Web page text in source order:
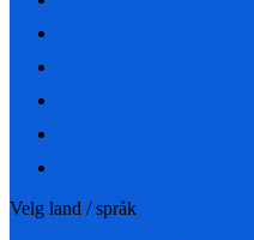
Velg land / språk